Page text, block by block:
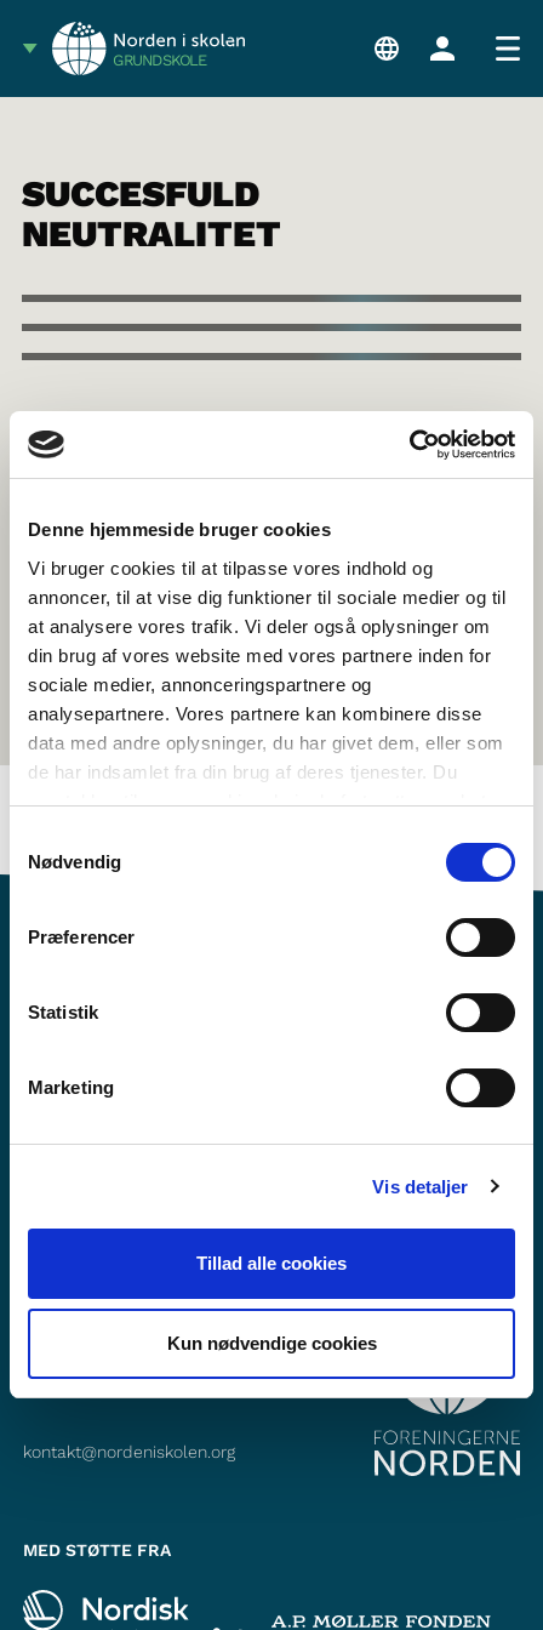
Denne hjemmeside bruger cookies
Vi bruger cookies til at tilpasse vores indhold og
annoncer, til at vise dig funktioner til sociale medier og til
at analysere vores trafik. Vi deler også oplysninger om
din brug af vores website med vores partnere inden for
sociale medier, annonceringspartnere og
analysepartnere. Vores partnere kan kombinere disse
data med andre oplysninger, du har givet dem, eller som
de har indsamlet fra din brug af deres tjenester. Du
samtykker til vores cookies, hvis du fortsætter med at
Nødvendig
Præferencer
Statistik
Marketing
Vis detaljer
Tillad alle cookies
Kun nødvendige cookies
GRUNDSKOLE
SUCCESFULD
NEUTRALITET
Abonner på vores nyhedsbrev
KONTAKT
1467København K
kontakt@nordeniskolen.org
MED STØTTE FRA